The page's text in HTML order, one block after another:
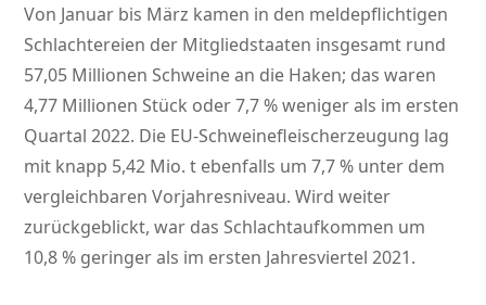
Von Januar bis März kamen in den meldepflichtigen
Schlachtereien der Mitgliedstaaten insgesamt rund
57,05 Millionen Schweine an die Haken; das waren
4,77 Millionen Stück oder 7,7 % weniger als im ersten
Quartal 2022. Die EU-Schweinefleischerzeugung lag
mit knapp 5,42 Mio. t ebenfalls um 7,7 % unter dem
vergleichbaren Vorjahresniveau. Wird weiter
zurückgeblickt, war das Schlachtaufkommen um
10,8 % geringer als im ersten Jahresviertel 2021.